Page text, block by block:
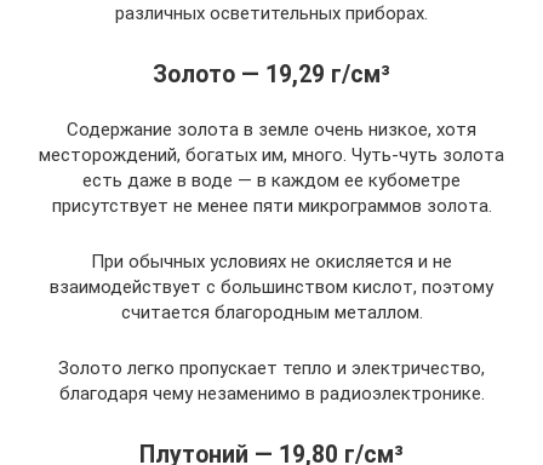
различных осветительных приборах.
Золото — 19,29 г/см³
Содержание золота в земле очень низкое, хотя
месторождений, богатых им, много. Чуть-чуть золота
есть даже в воде — в каждом ее кубометре
присутствует не менее пяти микрограммов золота.
При обычных условиях не окисляется и не
взаимодействует с большинством кислот, поэтому
считается благородным металлом.
Золото легко пропускает тепло и электричество,
благодаря чему незаменимо в радиоэлектронике.
Плутоний — 19,80 г/см³